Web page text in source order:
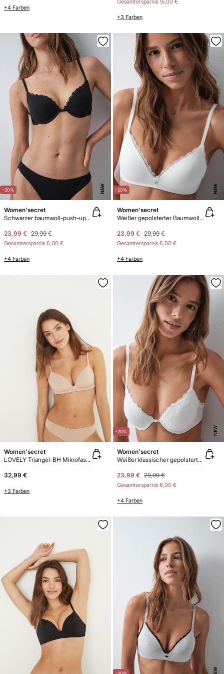
+4 Farben
Gesamtersparnis 15,00 €
+3 Farben
-20% NEW
Women'secret
Schwarzer baumwoll-push-up-bh GORGEOUS
23,99 € 29,99 €
Gesamtersparnis 6,00 €
+4 Farben
-20% NEW
Women'secret
Weißer gepolsterter Baumwoll-Triangel-BH LOVELY
23,99 € 29,99 €
Gesamtersparnis 6,00 €
+4 Farben
Women'secret
LOVELY Triangel-BH Mikrofaser
32,99 €
+3 Farben
-20% NEW
Women'secret
Weißer klassischer gepolsterter Baumwoll-BH BEAUTIFUL
23,99 € 29,99 €
Gesamtersparnis 6,00 €
+4 Farben